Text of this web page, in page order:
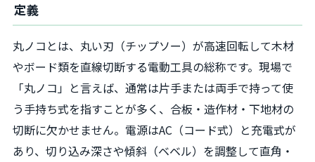
定義
丸ノコとは、丸い刃（チップソー）が高速回転して木材
やボード類を直線切断する電動工具の総称です。現場で
「丸ノコ」と言えば、通常は片手または両手で持って使
う手持ち式を指すことが多く、合板・造作材・下地材の
切断に欠かせません。電源はAC（コード式）と充電式が
あり、切り込み深さや傾斜（ベベル）を調整して直角・